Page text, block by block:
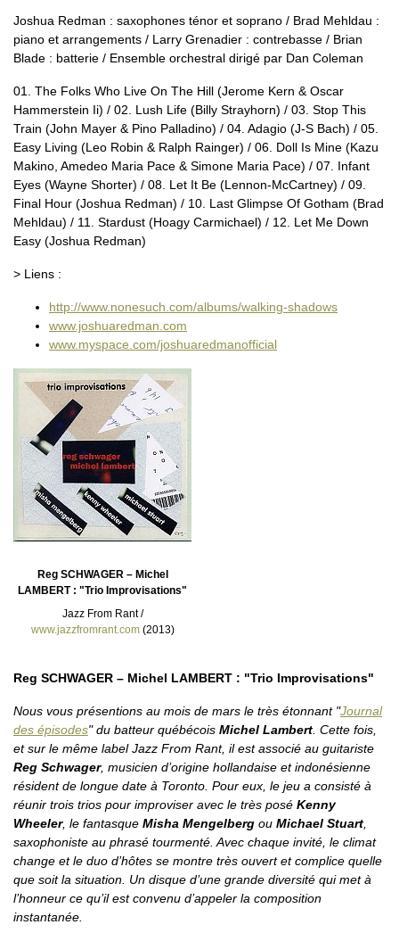
Joshua Redman : saxophones ténor et soprano / Brad Mehldau :
piano et arrangements / Larry Grenadier : contrebasse / Brian
Blade : batterie / Ensemble orchestral dirigé par Dan Coleman
01. The Folks Who Live On The Hill (Jerome Kern & Oscar
Hammerstein Ii) / 02. Lush Life (Billy Strayhorn) / 03. Stop This
Train (John Mayer & Pino Palladino) / 04. Adagio (J-S Bach) / 05.
Easy Living (Leo Robin & Ralph Rainger) / 06. Doll Is Mine (Kazu
Makino, Amedeo Maria Pace & Simone Maria Pace) / 07. Infant
Eyes (Wayne Shorter) / 08. Let It Be (Lennon-McCartney) / 09.
Final Hour (Joshua Redman) / 10. Last Glimpse Of Gotham (Brad
Mehldau) / 11. Stardust (Hoagy Carmichael) / 12. Let Me Down
Easy (Joshua Redman)
> Liens :
http://www.nonesuch.com/albums/walking-shadows
www.joshuaredman.com
www.myspace.com/joshuaredmanofficial
Reg SCHWAGER – Michel
LAMBERT : "Trio Improvisations"
Jazz From Rant /
www.jazzfromrant.com(2013)
Reg SCHWAGER – Michel LAMBERT : "Trio Improvisations"
Nous vous présentions au mois de mars le très étonnant "Journal
des épisodes" du batteur québécois Michel Lambert . Cette fois,
et sur le même label Jazz From Rant, il est associé au guitariste
Reg Schwager, musicien d’origine hollandaise et indonésienne
résident de longue date à Toronto. Pour eux, le jeu a consisté à
réunir trois trios pour improviser avec le très posé Kenny
Wheeler, le fantasque Misha Mengelberg ou Michael Stuart
saxophoniste au phrasé tourmenté. Avec chaque invité, le climat
change et le duo d’hôtes se montre très ouvert et complice quelle
que soit la situation. Un disque d’une grande diversité qui met à
l’honneur ce qu’il est convenu d’appeler la composition
instantanée.